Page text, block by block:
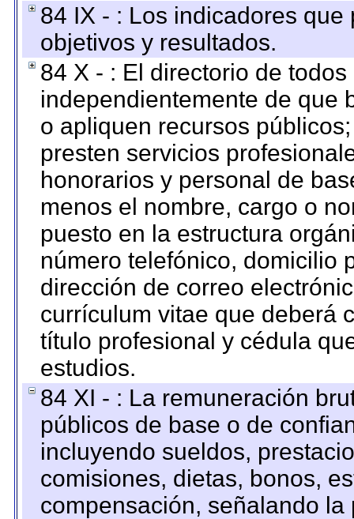
84 IX - : Los indicadores
objetivos y resultados.
84 X - : El directorio de
independientemente de que
o apliquen recursos
presten servicios
honorarios y personal de
menos el nombre, cargo o
puesto en la estructura
número telefónico, domicilio
dirección de correo
currículum vitae que deberá
título profesional y cédula
estudios.
84 XI - : La remuneración
públicos de base o de
incluyendo sueldos,
comisiones, dietas, bonos,
compensación, señalando